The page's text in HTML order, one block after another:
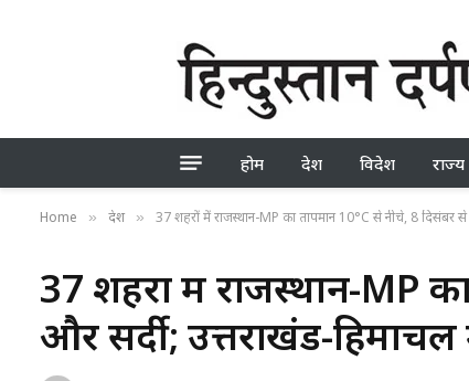
होम देश विदेश राज्य
Home » देश » 37 शहरों में राजस्थान-MP का तापमान 10°C से नीचे, 8 दिसंबर
37 शहरों में राजस्थान-MP
और सर्दी; उत्तराखंड-